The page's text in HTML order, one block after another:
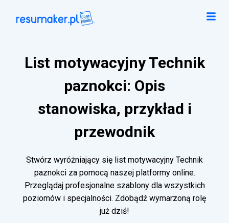
List motywacyjny Technik
paznokci: Opis
stanowiska, przykład i
przewodnik
Stwórz wyróżniający się list motywacyjny Technik
paznokci za pomocą naszej platformy online.
Przeglądaj profesjonalne szablony dla wszystkich
poziomów i specjalności. Zdobądź wymarzoną rolę
już dziś!